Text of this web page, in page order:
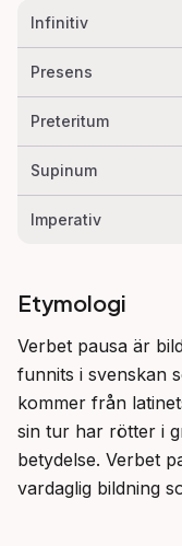
Infinitiv
Presens
Preteritum
Supinum
Imperativ
Etymologi
Verbet pausa är
funnits i svenskan
kommer från
sin tur har rötter i
betydelse. Verbet
vardaglig bildning